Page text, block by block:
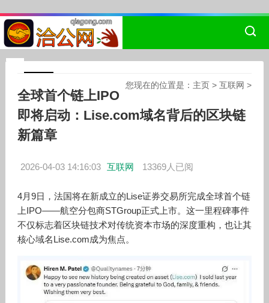
您现在的位置是： 主页 >互联网 >
全球首个链上IPO
即将启动：Lise.com域名背后的区块链
新篇章
2026-04-03 14:16:03 互联网 13369人已阅
4月9日，法国将在新成立的Lise证券交易所完成全球首个链
上IPO——航空分包商STGroup正式上市。这一里程碑事件
不仅标志着区块链技术对传统资本市场的深度重构，也让其
核心域名Lise.com成为焦点。